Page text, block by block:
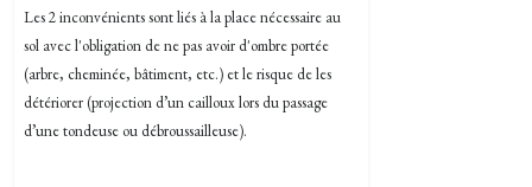
Les 2 inconvénients sont liés à la place nécessaire au
sol avec l'obligation de ne pas avoir d'ombre portée
(arbre, cheminée, bâtiment, etc.) et le risque de les
détériorer (projection d’un cailloux lors du passage
d’une tondeuse ou débroussailleuse).